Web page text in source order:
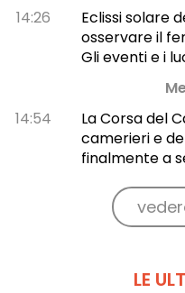
14:26
Eclissi solare
osservare il
Gli eventi e i
14:54
La Corsa del
camerieri e
finalmente a
LE